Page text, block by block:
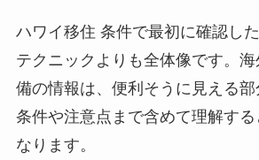
ハワイ移住 条件で最初に確認し
テクニックよりも全体像です。
備の情報は、便利そうに見える部
条件や注意点まで含めて理解する
なります。